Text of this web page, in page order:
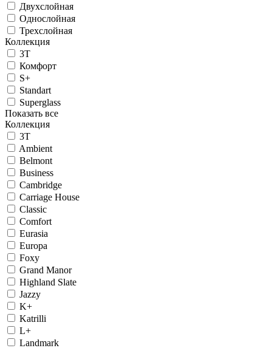
Двухслойная
Однослойная
Трехслойная
Коллекция
3T
Комфорт
S+
Standart
Superglass
Показать все
Коллекция
3T
Ambient
Belmont
Business
Cambridge
Carriage House
Classic
Comfort
Eurasia
Europa
Foxy
Grand Manor
Highland Slate
Jazzy
K+
Katrilli
L+
Landmark